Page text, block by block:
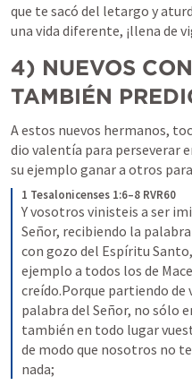
que te sacó del letargo y
una vida diferente, ¡llena de
4) NUEVOS
TAMBIÉN
A estos nuevos hermanos,
dio valentía para perseverar
su ejemplo ganar a otros
1 Tesalonicenses 1:6–8 RVR60
Y vosotros vinisteis a ser
Señor, recibiendo la
con gozo del Espíritu
ejemplo a todos los de
creído.Porque partiendo de
palabra del Señor, no sólo
también en todo lugar
de modo que nosotros no
nada;